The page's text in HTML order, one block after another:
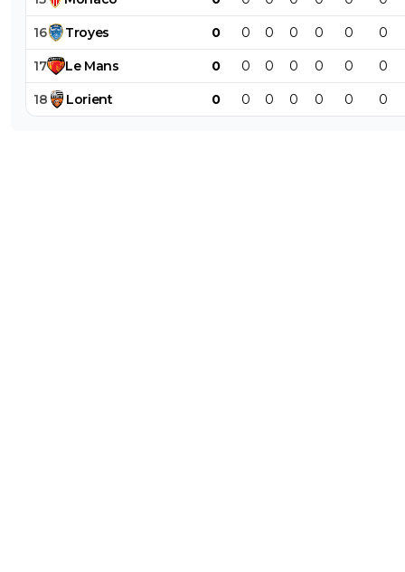
16 Troyes 0 0 0 0 0 0 0
17 Le Mans 0 0 0 0 0 0 0
18 Lorient 0 0 0 0 0 0 0